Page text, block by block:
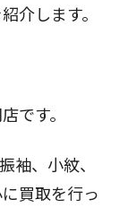
介します。
です。
袖、小紋、
買取を行っ